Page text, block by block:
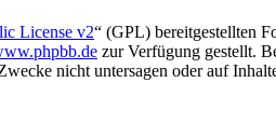
License v2“ (GPL) bereitgestellten
zur Verfügung gestellt.
nicht untersagen oder auf